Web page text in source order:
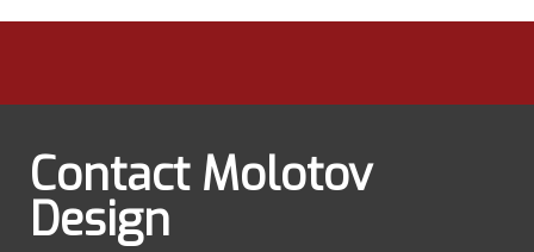
Contact Molotov
Design